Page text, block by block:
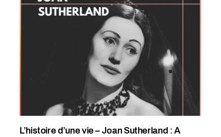
L’histoire d’une vie – Joan Sutherland : A